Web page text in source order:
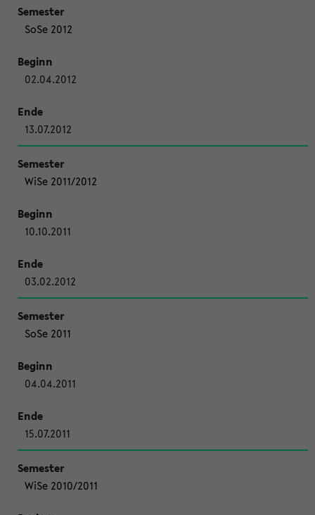
SoSe 2012
02.04.2012
13.07.2012
WiSe 2011/2012
10.10.2011
03.02.2012
SoSe 2011
04.04.2011
15.07.2011
WiSe 2010/2011